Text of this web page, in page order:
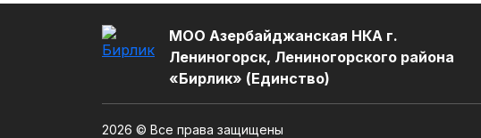
МОО Азербайджанская НКА г.
Лениногорск, Лениногорского района
«Бирлик» (Единство)
2026 © Все права защищены